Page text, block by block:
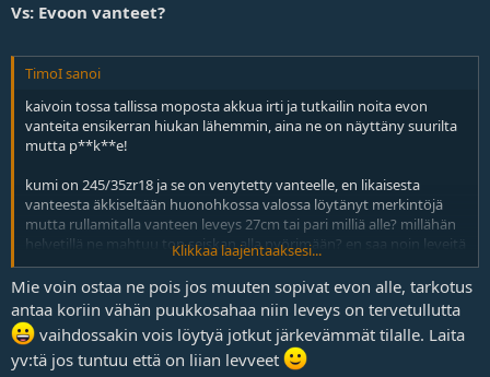
Vs: Evoon vanteet?
TimoI sanoi
kaivoin tossa tallissa moposta akkua irti ja tutkailin noita evon
vanteita ensikerran hiukan lähemmin, aina ne on näyttäny suurilta
mutta p**k**e!
kumi on 245/35zr18 ja se on venytetty vanteelle, en likaisesta
vanteesta äkkiseltään huonohkossa valossa löytänyt merkintöjä
mutta rullamitalla vanteen leveys 27cm tai pari milliä alle? millähän
helvetillä ne mahtuu ton seiskan alla pyörimään? en saa noin leveitä
vanteita edes myytyä
Klikkaa laajentaaksesi...
Mie voin ostaa ne pois jos muuten sopivat evon alle, tarkotus
antaa koriin vähän puukkosahaa niin leveys on tervetullutta
vaihdossakin vois löytyä jotkut järkevämmät tilalle. Laita
yv:tä jos tuntuu että on liian levveet